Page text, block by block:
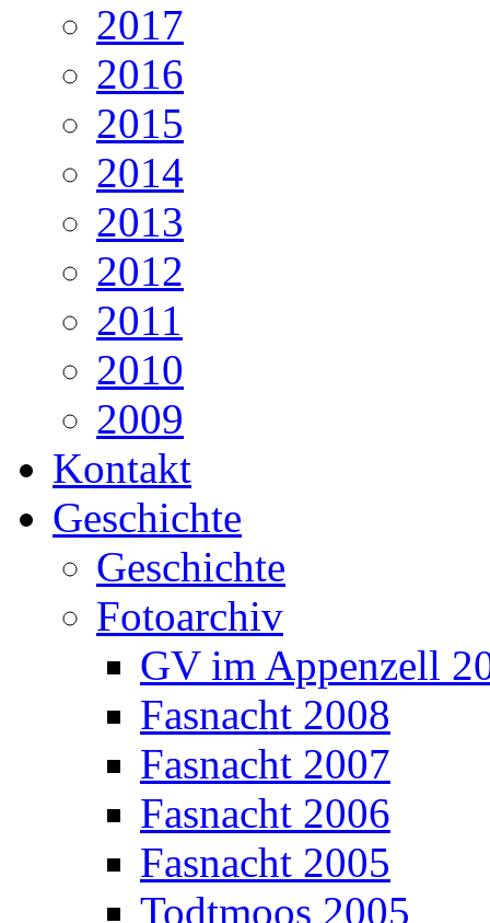
2017
2016
2015
2014
2013
2012
2011
2010
2009
Kontakt
Geschichte
Geschichte
Fotoarchiv
GV im Appenzell
Fasnacht 2008
Fasnacht 2007
Fasnacht 2006
Fasnacht 2005
Todtmoos 2005